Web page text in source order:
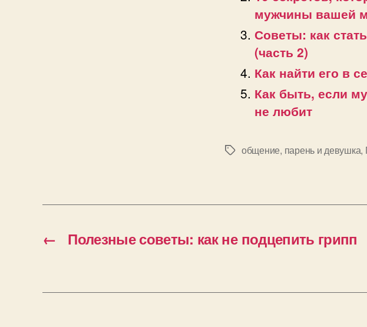
мужчины вашей
Советы: как
(часть 2)
Как найти его в
Как быть, если
не любит
Позначки
общение, парень и девушка,
← Полезные советы: как не подцепить грипп